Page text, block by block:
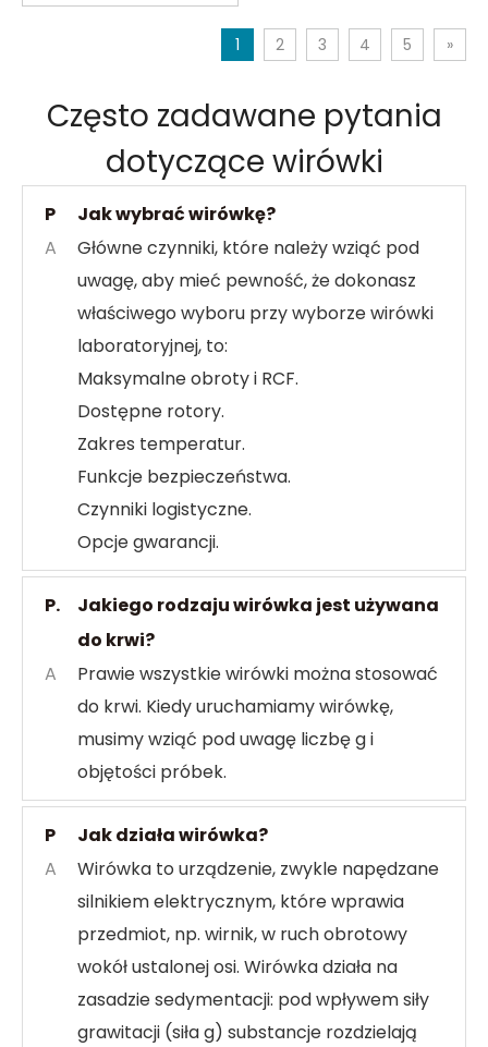
1 2 3 4 5 »
Często zadawane pytania
dotyczące wirówki
P
Jak wybrać wirówkę?
A
Główne czynniki, które należy wziąć pod
uwagę, aby mieć pewność, że dokonasz
właściwego wyboru przy wyborze wirówki
laboratoryjnej, to:
Maksymalne obroty i RCF.
Dostępne rotory.
Zakres temperatur.
Funkcje bezpieczeństwa.
Czynniki logistyczne.
Opcje gwarancji.
P.
Jakiego rodzaju wirówka jest używana
do krwi?
A
Prawie wszystkie wirówki można stosować
do krwi. Kiedy uruchamiamy wirówkę,
musimy wziąć pod uwagę liczbę g i
objętości próbek.
P
Jak działa wirówka?
A
Wirówka to urządzenie, zwykle napędzane
silnikiem elektrycznym, które wprawia
przedmiot, np. wirnik, w ruch obrotowy
wokół ustalonej osi. Wirówka działa na
zasadzie sedymentacji: pod wpływem siły
grawitacji (siła g) substancje rozdzielają